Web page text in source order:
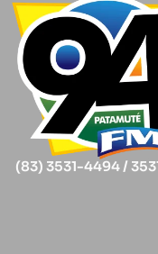
(83) 3531-4494 /